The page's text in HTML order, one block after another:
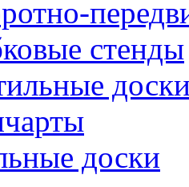
стенды
доски